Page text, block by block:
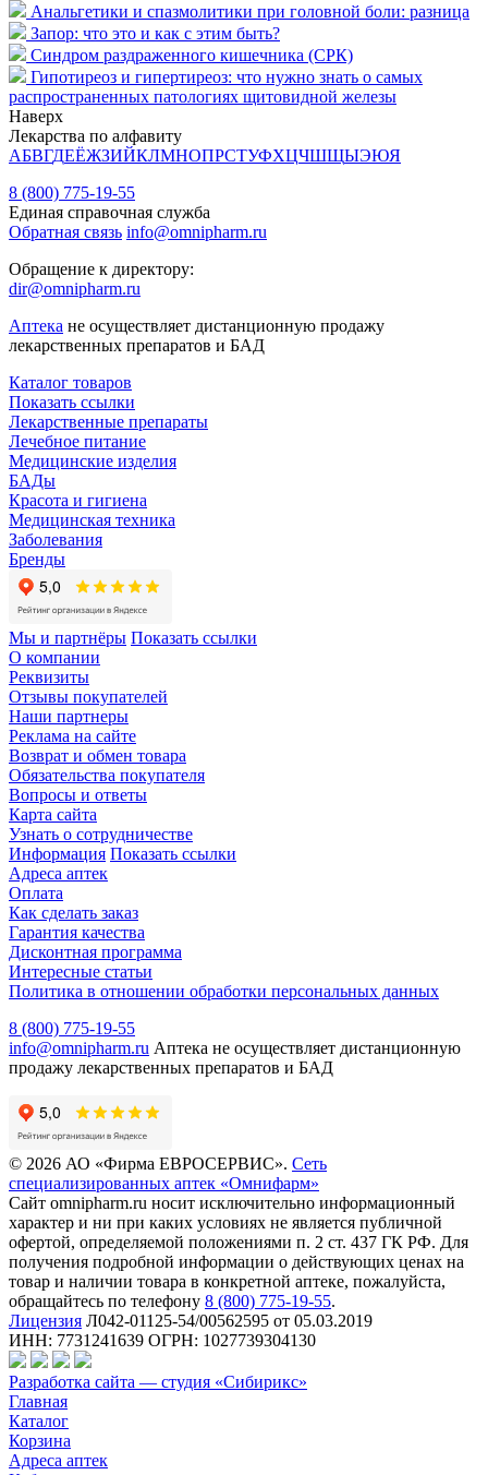
Анальгетики и спазмолитики при головной боли: разница
Запор: что это и как с этим быть?
Синдром раздраженного кишечника (СРК)
Гипотиреоз и гипертиреоз: что нужно знать о самых
распространенных патологиях щитовидной железы
Наверх
Лекарства по алфавиту
АБВГДЕЁЖЗИЙКЛМНОПРСТУФХЦЧШЩЫЭЮЯ
8 (800) 775-19-55
Единая справочная служба
Обратная связь info@omnipharm.ru
Обращение к директору:
dir@omnipharm.ru
Аптека не осуществляет дистанционную продажу
лекарственных препаратов и БАД
Каталог товаров
Показать ссылки
Лекарственные препараты
Лечебное питание
Медицинские изделия
БАДы
Красота и гигиена
Медицинская техника
Заболевания
Бренды
Мы и партнёры Показать ссылки
О компании
Реквизиты
Отзывы покупателей
Наши партнеры
Реклама на сайте
Возврат и обмен товара
Обязательства покупателя
Вопросы и ответы
Карта сайта
Узнать о сотрудничестве
Информация Показать ссылки
Адреса аптек
Оплата
Как сделать заказ
Гарантия качества
Дисконтная программа
Интересные статьи
Политика в отношении обработки персональных данных
8 (800) 775-19-55
info@omnipharm.ru Аптека не осуществляет дистанционную
продажу лекарственных препаратов и БАД
© 2026 АО «Фирма ЕВРОСЕРВИС». Сеть
специализированных аптек «Омнифарм»
Сайт omnipharm.ru носит исключительно информационный
характер и ни при каких условиях не является публичной
офертой, определяемой положениями п. 2 ст. 437 ГК РФ. Для
получения подробной информации о действующих ценах на
товар и наличии товара в конкретной аптеке, пожалуйста,
обращайтесь по телефону 8 (800) 775-19-55.
Лицензия Л042-01125-54/00562595 от 05.03.2019
ИНН: 7731241639 ОГРН: 1027739304130
Разработка сайта — студия «Сибирикс»
Главная
Каталог
Корзина
Адреса аптек